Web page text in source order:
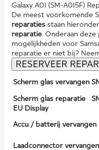
Galaxy A01 (SM-A015F)
De meest voorkomende
reparatiesstaan
reparatie. Onderaan
mogelijkheden voor
reparatie er niet bij?
RESERVEER
Scherm glas vervangen
Scherm glas reparatie
EU Display
Accu / batterij vervangen
Laadconnector vervangen